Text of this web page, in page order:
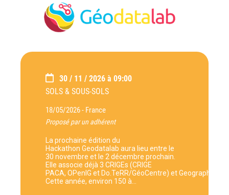
30 / 11 / 2026 à 09:00
SOLS & SOUS-SOLS
18/05/2026 - France
Proposé par un adhérent
La prochaine édition du
Hackathon Geodatalab aura lieu entre le
30 novembre et le 2 décembre prochain.
Elle associe déjà 3 CRIGEs (CRIGE
PACA, OPenIG et Do.TeRR/GéoCentre) et GeographR.
Cette année, environ 150 à…